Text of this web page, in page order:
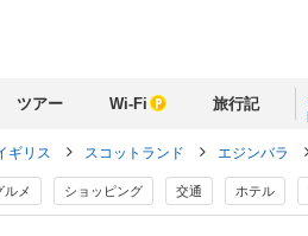
ツアー Wi-Fi 旅行記
ギリス スコットランド エジンバラ
ルメ ショッピング 交通 ホテル